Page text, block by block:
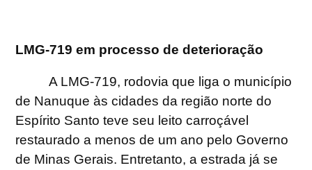
LMG-719 em processo de deterioração
A LMG-719, rodovia que liga o município
de Nanuque às cidades da região norte do
Espírito Santo teve seu leito carroçável
restaurado a menos de um ano pelo Governo
de Minas Gerais. Entretanto, a estrada já se